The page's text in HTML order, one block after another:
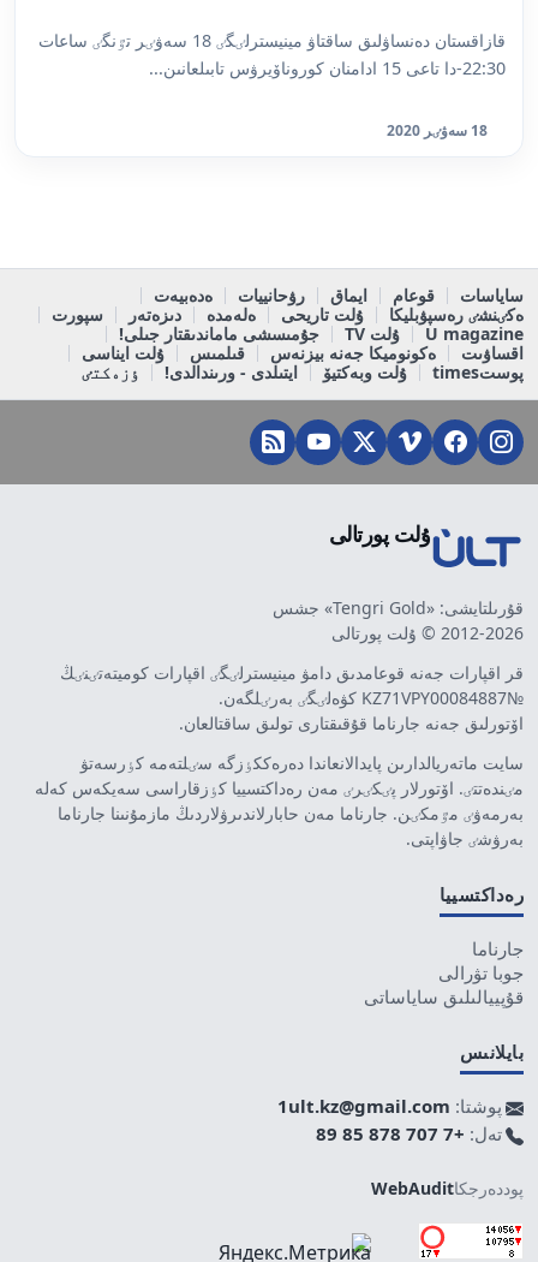
قازاقستان دەنساۋلىق ساقتاۋ مينيسترلٸگٸ 18 سەۋٸر تٷنگٸ ساعات
22:30-دا تاعى 15 ادامنان كوروناۆيرۋس تابىلعانىن...
18 سەۋٸر 2020
ساياسات قوعام ايماق رۋحانييات
ەدەبيەت
ەكٸنشٸ رەسپۋبليكا
ۇلت تاريحى ەلەمدە دىزەتەر
سپورت
U magazine
ۇلت TV
جۇمىسشى ماماندىقتار جىلى!
اقساۋىت
ەكونوميكا جەنە بيزنەس قىلمىس
ۇلت ايناسى
پوستtimes
ۇلت وبەكتيۆ ايتىلدى - ورىندالدى! ٶزەكتٸ
ۇلت پورتالى
قۇرىلتايشى: «Tengri Gold» جشس
2012-2026 © ۇلت پورتالى
قر اقپارات جەنە قوعامدىق دامۋ مينيسترلٸگٸ اقپارات كوميتەتٸنٸڭ
№KZ71VPY00084887 كۋەلٸگٸ بەرٸلگەن.
اۆتورلىق جەنە جارناما قۇقىقتارى تولىق ساقتالعان.
سايت ماتەريالدارىن پايدالانعاندا دەرەككٶزگە سٸلتەمە كٶرسەتۋ
مٸندەتتٸ. اۆتورلار پٸكٸرٸ مەن رەداكتسييا كٶزقاراسى سەيكەس كەلە
بەرمەۋٸ مٷمكٸن. جارناما مەن حابارلاندىرۋلاردىڭ مازمۇنىنا جارناما
بەرۋشٸ جاۋاپتى.
رەداكتسييا
جارناما
جوبا تۋرالى
قۇپييالىلىق ساياساتى
بايلانىس
پوشتا: 1ult.kz@gmail.com
تەل: +7 707 878 85 89
پوددەرجكاWebAudit